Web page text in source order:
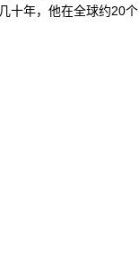
十年，他在全球约20个